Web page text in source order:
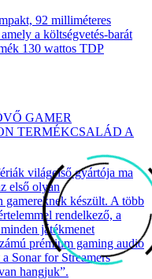
92 milliméteres
a költségvetés-barát
130 wattos TDP
GAMER
TERMÉKCSALÁD A
világelső gyártója ma
első olyan
gamereknek készült. A több
rendelkező, a
játékmenet
prémium gaming audio
Sonar for Streamers
hangjuk”.